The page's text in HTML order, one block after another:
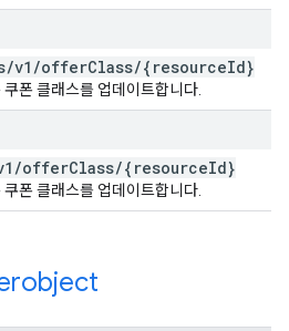
/v1 /offerClass/{resourceId}
폰 클래스를 업데이트합니다.
/offerClass/{resourceId}
폰 클래스를 업데이트합니다.